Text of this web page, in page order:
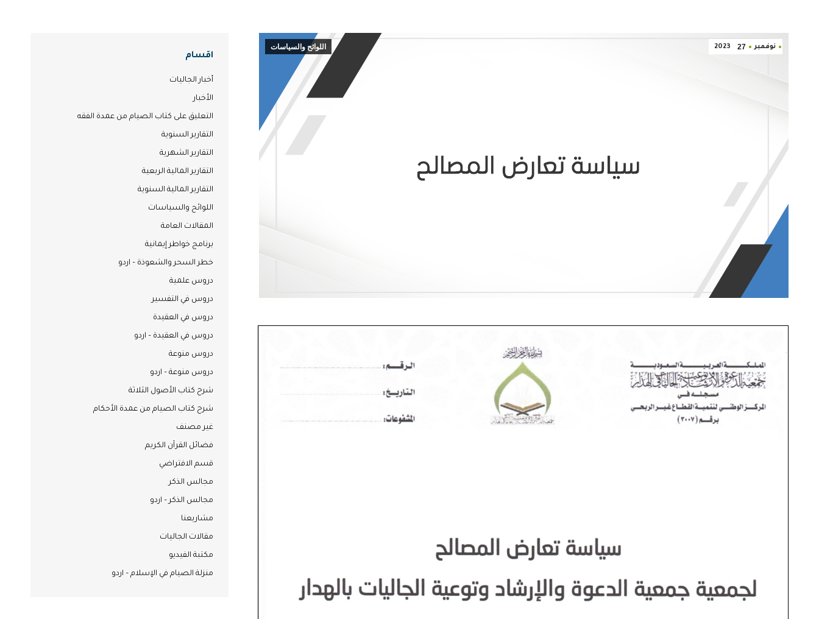
نوفمبر 27
2023 اللوائح والسياسات
اقسام
أخبار الجاليات
الأخبار
التعليق على كتاب الصيام من عمدة الفقه
التقارير السنوية
التقارير الشهرية
التقارير المالية الربعية
التقارير المالية السنوية
اللوائح والسياسات
المقالات العامة
برنامج خواطر إيمانية
خطر السحر والشعوذة – اردو
دروس علمية
دروس في التفسير
دروس في العقيدة
دروس في العقيدة – اردو
دروس منوعة
دروس منوعة – اردو
شرح كتاب الأصول الثلاثة
شرح كتاب الصيام من عمدة الأحكام
غير مصنف
فضائل القرآن الكريم
قسم الافتراضي
مجالس الذكر
مجالس الذكر – اردو
مشاريعنا
مقالات الجاليات
مكتبة الفيديو
منزلة الصيام في الإسلام – اردو